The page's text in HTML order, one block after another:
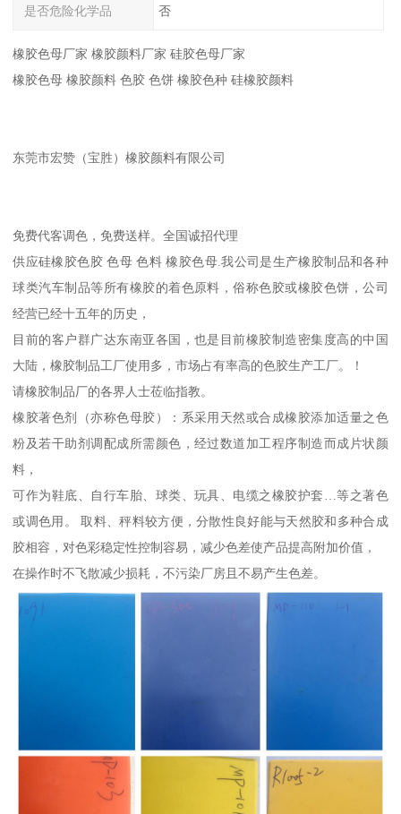
是否危险化学品 否
橡胶色母厂家 橡胶颜料厂家 硅胶色母厂家
橡胶色母 橡胶颜料 色胶 色饼 橡胶色种 硅橡胶颜料
东莞市宏赞（宝胜）橡胶颜料有限公司
免费代客调色，免费送样。全国诚招代理
供应硅橡胶色胶 色母 色料 橡胶色母.我公司是生产橡胶制品和各种
球类汽车制品等所有橡胶的着色原料，俗称色胶或橡胶色饼，公司
经营已经十五年的历史，
目前的客户群广达东南亚各国，也是目前橡胶制造密集度高的中国
大陆，橡胶制品工厂使用多，市场占有率高的色胶生产工厂。！
请橡胶制品厂的各界人士莅临指教。
橡胶著色剂（亦称色母胶）：系采用天然或合成橡胶添加适量之色
粉及若干助剂调配成所需颜色，经过数道加工程序制造而成片状颜
料，
可作为鞋底、自行车胎、球类、玩具、电缆之橡胶护套…等之著色
或调色用。 取料、秤料较方便，分散性良好能与天然胶和多种合成
胶相容，对色彩稳定性控制容易，减少色差使产品提高附加价值，
在操作时不飞散减少损耗，不污染厂房且不易产生色差。